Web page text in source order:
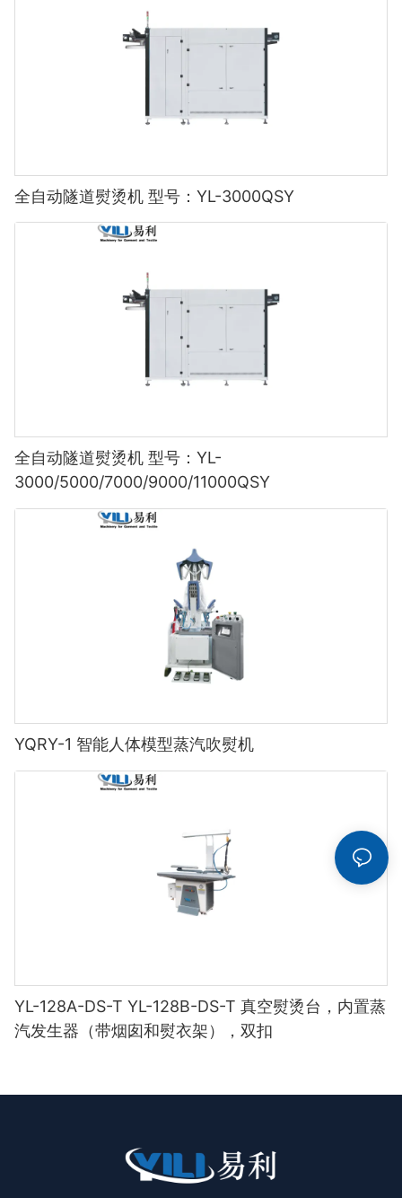
全自动隧道熨烫机 型号：YL-3000QSY
全自动隧道熨烫机 型号：YL-
3000/5000/7000/9000/11000QSY
YQRY-1 智能人体模型蒸汽吹熨机
YL-128A-DS-T YL-128B-DS-T 真空熨烫台，内置蒸
汽发生器（带烟囱和熨衣架），双扣